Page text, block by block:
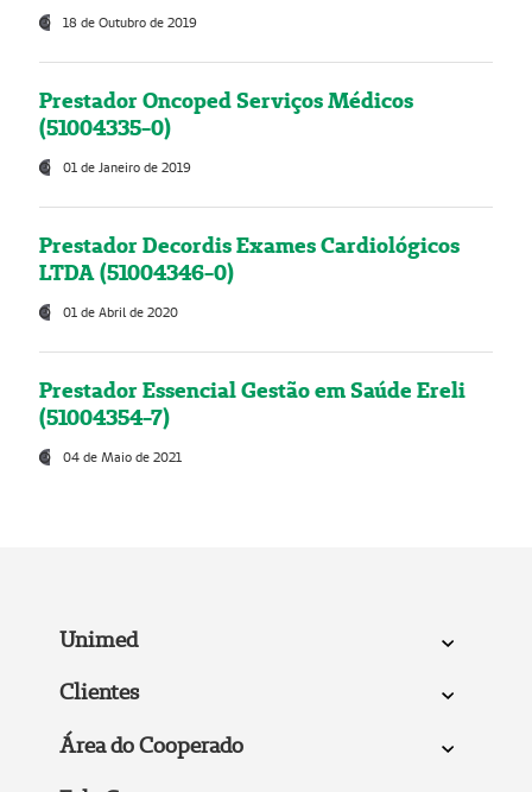
18 de Outubro de 2019
Prestador Oncoped Serviços Médicos
(51004335-0)
01 de Janeiro de 2019
Prestador Decordis Exames Cardiológicos
LTDA (51004346-0)
01 de Abril de 2020
Prestador Essencial Gestão em Saúde Ereli
(51004354-7)
04 de Maio de 2021
Unimed
Clientes
Área do Cooperado